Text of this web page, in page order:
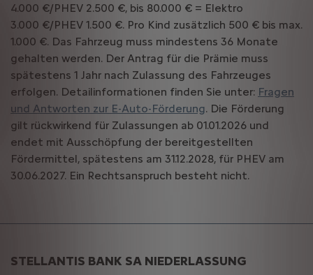
4.000 €/PHEV 2.500 €, bis 80.000 € = Elektro
3.000 €/PHEV 1.500 €. Pro Kind zusätzlich 500 € bis max.
1.000 €. Das Fahrzeug muss mindestens 36 Monate
gehalten werden. Der Antrag für die Prämie muss
spätestens 1 Jahr nach Zulassung des Fahrzeuges
erfolgen. Detailinformationen finden Sie unter: Fragen
und Antworten zur E-Auto-Förderung. Die Förderung
gilt rückwirkend für Zulassungen ab 01.01.2026 und
endet mit Ausschöpfung der bereitgestellten
Fördermittel, spätestens am 31.12.2028, für PHEV am
30.06.2027. Ein Rechtsanspruch besteht nicht.
STELLANTIS BANK SA NIEDERLASSUNG